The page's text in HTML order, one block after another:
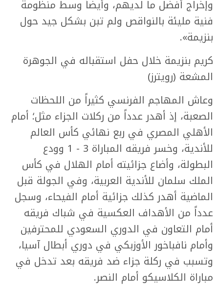
وإخراج أفضل ما لديهم، وأيضاً وسط منظومة
فنية مليئة بالنواقص ولم تبن بشكل جيد حول
بنزيمة».
كريم بنزيمة خلال حفل استقباله في الجوهرة
المشعة (رويترز)
وعاش المهاجم الفرنسي كثيراً من اللحظات
الصعبة، إذ أهدر عدداً من ركلات الجزاء مثل؛ أمام
الأهلي المصري في ربع نهائي كأس العالم
للأندية، وخسر فريقه المباراة 3 - 1 وودع
البطولة، وأضاع جزائيته أمام الهلال في كأس
الملك سلمان للأندية العربية، وفي الجولة قبل
الماضية أهدر كذلك جزائية أمام الفيحاء، وسجل
عدداً من الأهداف العكسية في شباك فريقه
أمام التعاون في الدوري السعودي للمحترفين
وأمام نافباخور الأوزبكي في دوري أبطال آسيا،
وتسبب في ركلة جزاء ضد فريقه بعد تدخل في
مباراة الكلاسيكو أمام النصر.